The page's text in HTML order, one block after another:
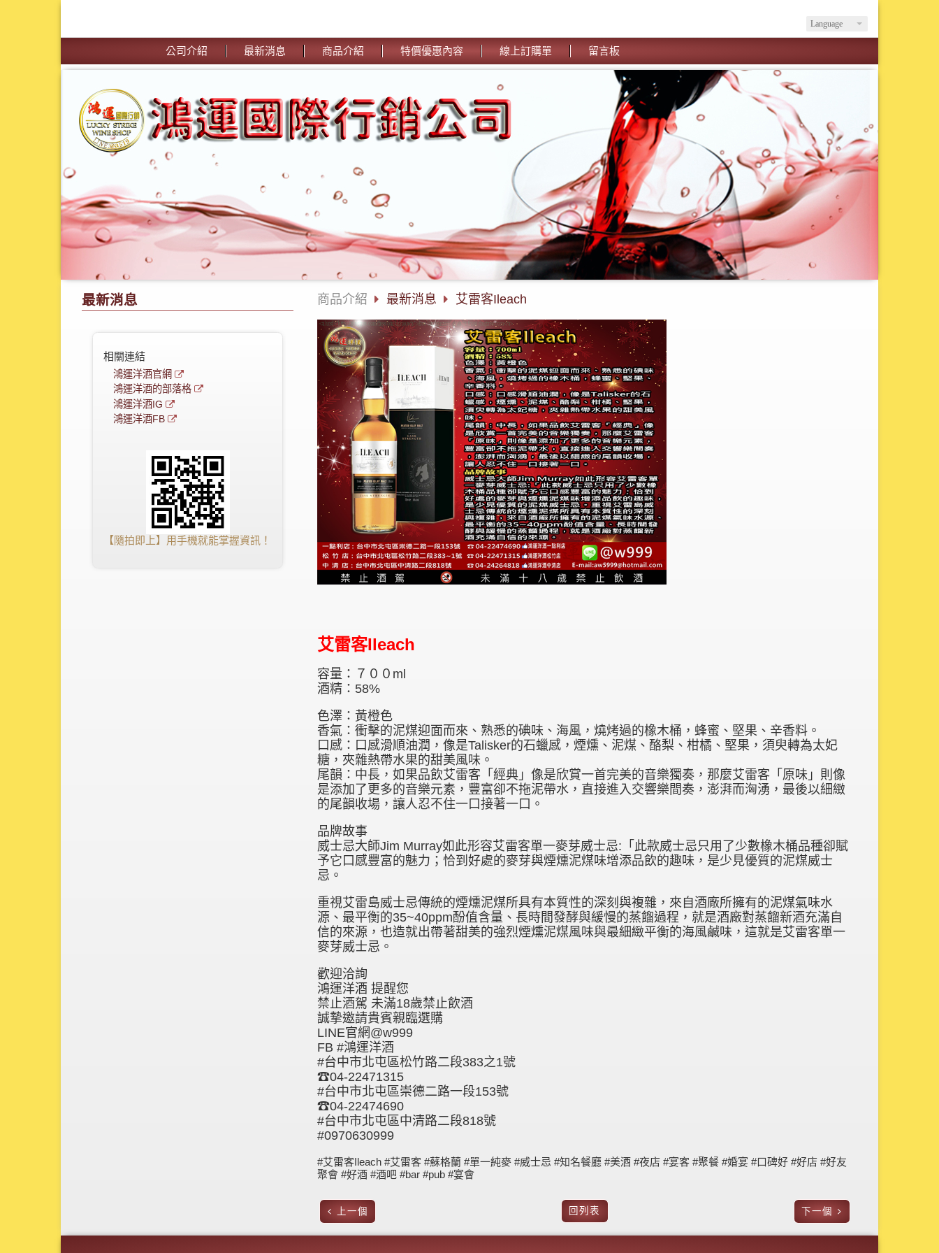
Language
公司介紹 最新消息 商品介紹 特價優惠內容 線上訂購單 留言板
最新消息
相關連結
鴻運洋酒官網
鴻運洋酒的部落格
鴻運洋酒IG
鴻運洋酒FB
【隨拍即上】用手機就能掌握資訊！
商品介紹 最新消息 艾雷客Ileach
艾雷客Ileach
容量：７００ml
酒精：58%
色澤：黃橙色
香氣：衝擊的泥煤迎面而來、熟悉的碘味、海風，燒烤過的橡木桶，蜂蜜、堅果、辛香料。
口感：口感滑順油潤，像是Talisker的石蠟感，煙燻、泥煤、酪梨、柑橘、堅果，須臾轉為太妃
糖，夾雜熱帶水果的甜美風味。
尾韻：中長，如果品飲艾雷客「經典」像是欣賞一首完美的音樂獨奏，那麼艾雷客「原味」則像
是添加了更多的音樂元素，豐富卻不拖泥帶水，直接進入交響樂間奏，澎湃而洶湧，最後以細緻
的尾韻收場，讓人忍不住一口接著一口。
品牌故事
威士忌大師Jim Murray如此形容艾雷客單一麥芽威士忌:「此款威士忌只用了少數橡木桶品種卻賦
予它口感豐富的魅力；恰到好處的麥芽與煙燻泥煤味增添品飲的趣味，是少見優質的泥煤威士
忌。
重視艾雷島威士忌傳統的煙燻泥煤所具有本質性的深刻與複雜，來自酒廠所擁有的泥煤氣味水
源、最平衡的35~40ppm酚值含量、長時間發酵與緩慢的蒸餾過程，就是酒廠對蒸餾新酒充滿自
信的來源，也造就出帶著甜美的強烈煙燻泥煤風味與最細緻平衡的海風鹹味，這就是艾雷客單一
麥芽威士忌。
歡迎洽詢
鴻運洋酒 提醒您
禁止酒駕 未滿18歲禁止飲酒
誠摯邀請貴賓親臨選購
LINE官網@w999
FB #鴻運洋酒
#台中市北屯區松竹路二段383之1號
☎04-22471315
#台中市北屯區崇德二路一段153號
☎04-22474690
#台中市北屯區中清路二段818號
#0970630999
#艾雷客Ileach #艾雷客 #蘇格蘭 #單一純麥 #威士忌 #知名餐廳 #美酒 #夜店 #宴客 #聚餐 #婚宴 #口碑好 #好店 #好友
聚會 #好酒 #酒吧 #bar #pub #宴會
上一個 回列表 下一個